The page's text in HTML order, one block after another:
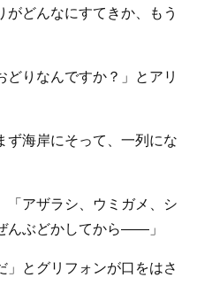
がどんなにすてきか、もう
どりなんですか？」とアリ
ず海岸にそって、一列にな
「アザラシ、ウミガメ、シ
んぶどかしてから――」
」とグリフォンが口をはさ